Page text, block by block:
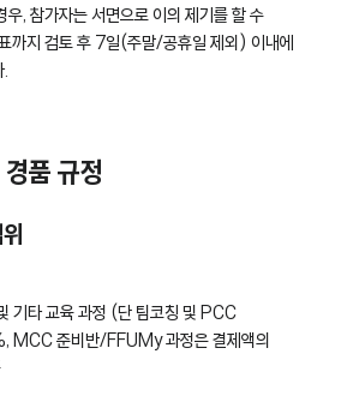
우, 참가자는 서면으로 이의 제기를 할 수
까지 검토 후 7일(주말/공휴일 제외) 이내에
품 규정
기타 교육 과정 (단 팀코칭 및 PCC
MCC 준비반/FFUMy 과정은 결제액의